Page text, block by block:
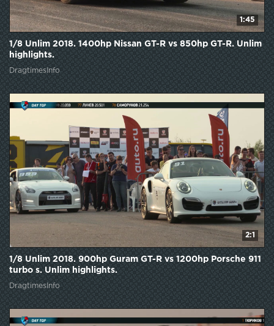
1:45
1/8 Unlim 2018. 1400hp Nissan GT-R vs 850hp GT-R. Unlim
highlights.
DragtimesInfo
2:1
1/8 Unlim 2018. 900hp Guram GT-R vs 1200hp Porsche 911
turbo s. Unlim highlights.
DragtimesInfo